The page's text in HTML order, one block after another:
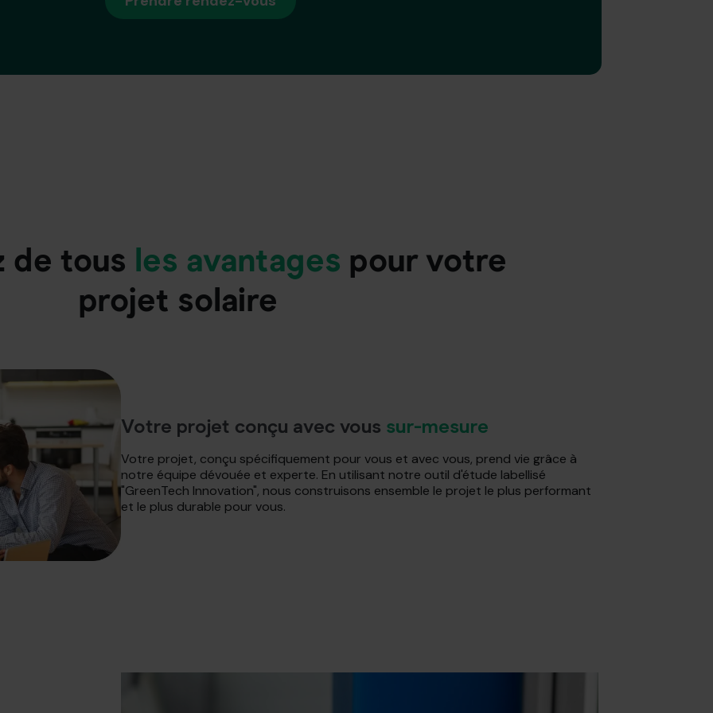
de tous les avantages pour votre
projet solaire
Votre projet conçu avec vous sur-mesure
Votre projet, conçu spécifiquement pour vous et avec vous, prend vie grâce à
notre équipe dévouée et experte. En utilisant notre outil d'étude labellisé
"GreenTech Innovation", nous construisons ensemble le projet le plus performant
et le plus durable pour vous.